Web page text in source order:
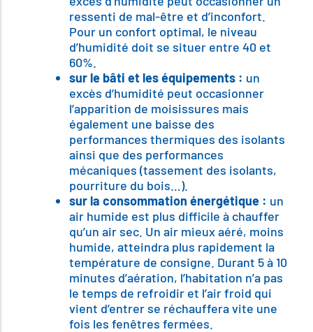
ressenti de mal-être et d’inconfort.
Pour un confort optimal, le niveau
d’humidité doit se situer entre 40 et
60%.
sur le bâti et les équipements : un
excès d’humidité peut occasionner
l’apparition de moisissures mais
également une baisse des
performances thermiques des isolants
ainsi que des performances
mécaniques (tassement des isolants,
pourriture du bois…).
sur la consommation énergétique : un
air humide est plus difficile à chauffer
qu’un air sec. Un air mieux aéré, moins
humide, atteindra plus rapidement la
température de consigne. Durant 5 à 10
minutes d’aération, l’habitation n’a pas
le temps de refroidir et l’air froid qui
vient d’entrer se réchauffera vite une
fois les fenêtres fermées.